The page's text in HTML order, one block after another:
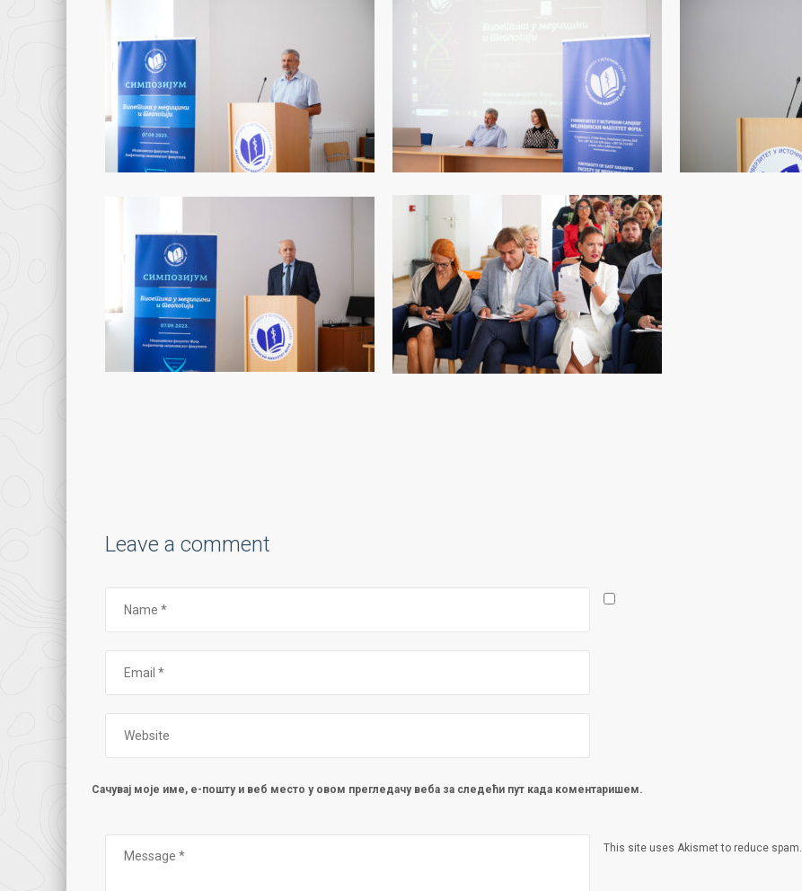
Leave a comment
Сачувај моје име, е-пошту и веб место у овом прегледачу веба за следећи пут када коментаришем.
This site uses Akismet to reduce spam.